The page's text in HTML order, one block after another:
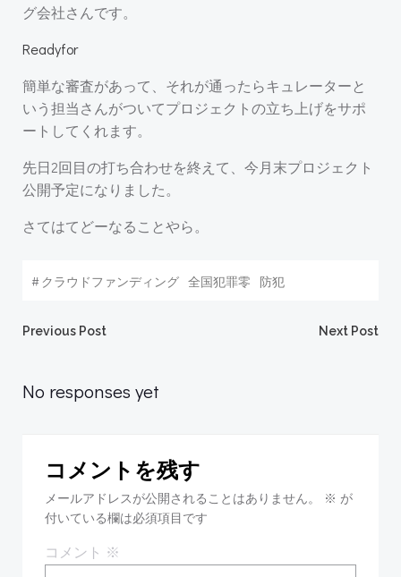
グ会社さんです。
Readyfor
簡単な審査があって、それが通ったらキュレーターと
いう担当さんがついてプロジェクトの立ち上げをサポ
ートしてくれます。
先日2回目の打ち合わせを終えて、今月末プロジェクト
公開予定になりました。
さてはてどーなることやら。
#クラウドファンディング 全国犯罪零 防犯
投
稿
ビ
ゲ
Previous Post
ビ
ゲ
Next Post
No responses yet
コメントを残す
メールアドレスが公開されることはありません。 ※ が
付いている欄は必須項目です
コメント ※